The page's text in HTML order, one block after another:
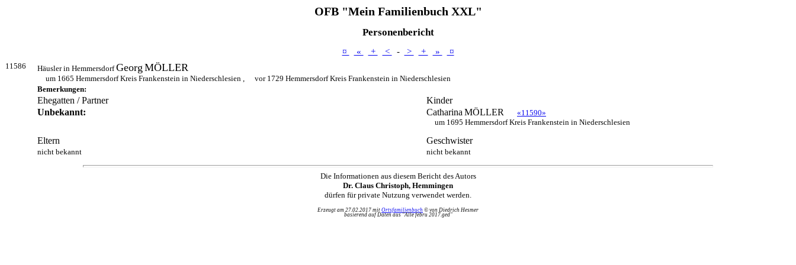
OFB "Mein Familienbuch XXL"
Personenbericht
¤ « + < - > + » ¤
11586 Häusler in HemmersdorfGeorg MÖLLER
um 1665 Hemmersdorf Kreis Frankenstein in Niederschlesien ,
vor 1729 Hemmersdorf Kreis Frankenstein in Niederschlesien
Bemerkungen:
Ehegatten / Partner
Kinder
Unbekannt:
Catharina MÖLLER
«11590»
um 1695 Hemmersdorf Kreis Frankenstein in Niederschlesien
Eltern Geschwister
nicht bekannt nicht bekannt
Die Informationen aus diesem Bericht des Autors
Dr. Claus Christoph, Hemmingen
dürfen für private Nutzung verwendet werden.
Erzeugt am 27.02.2017 mit Ortsfamilienbuch © von Diedrich Hesmer
basierend auf Daten aus "Alle febru 2017.ged"